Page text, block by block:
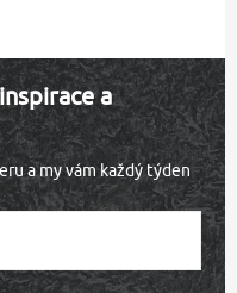
a
a my vám každý týden